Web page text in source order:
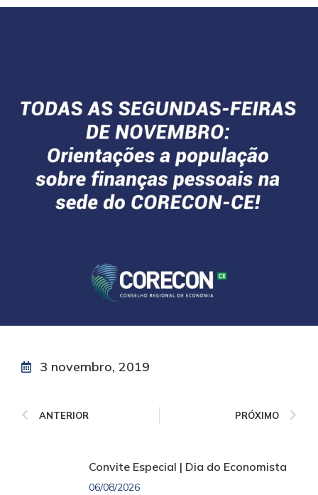
3 novembro, 2019
ANTERIOR PRÓXIMO
Convite Especial | Dia do Economista
06/08/2026